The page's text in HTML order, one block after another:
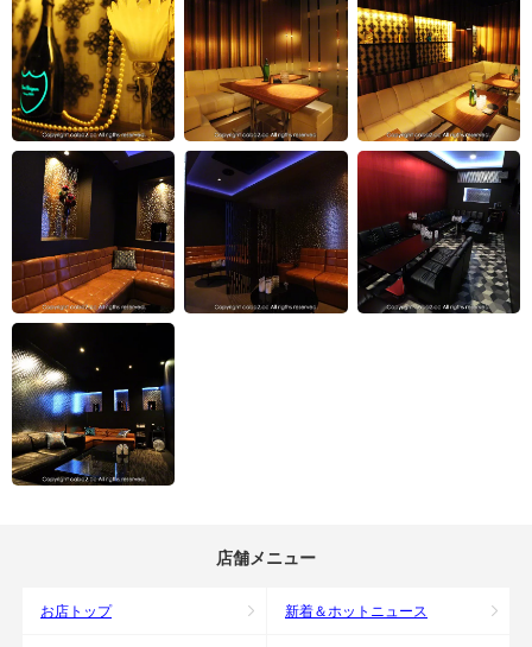
店舗メニュー
お店トップ 新着＆ホットニュース